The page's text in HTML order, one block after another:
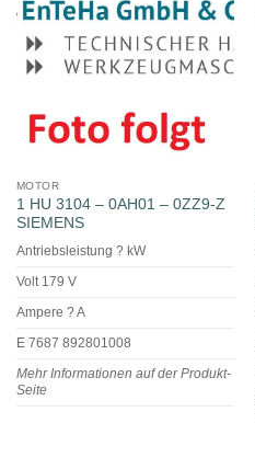
MOTOR
1 HU 3104 – 0AH01 – 0ZZ9-Z
SIEMENS
Antriebsleistung ? kW
Volt 179 V
Ampere ? A
E 7687 892801008
Mehr Informationen auf der Produkt-
Seite